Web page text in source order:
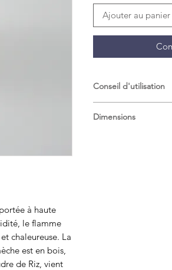
à haute
le flamme
chaleureuse. La
est en bois,
de Riz, vient
Ajouter au panier
Conseil d'utilisation
Je vous conseille de
Dimensions